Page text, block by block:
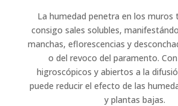
La humedad penetra en los muros
consigo sales solubles,
manchas, eflorescencias y
o del revoco del paramento.
higroscópicos y abiertos a la
puede reducir el efecto de las
y plantas bajas.